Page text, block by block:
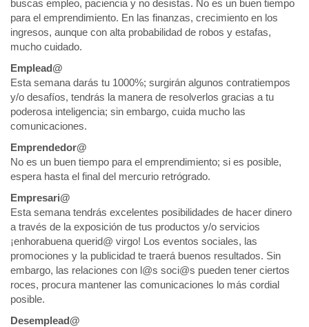
buscas empleo, paciencia y no desistas. No es un buen tiempo
para el emprendimiento. En las finanzas, crecimiento en los
ingresos, aunque con alta probabilidad de robos y estafas,
mucho cuidado.
Emplead@
Esta semana darás tu 1000%; surgirán algunos contratiempos
y/o desafíos, tendrás la manera de resolverlos gracias a tu
poderosa inteligencia; sin embargo, cuida mucho las
comunicaciones.
Emprendedor@
No es un buen tiempo para el emprendimiento; si es posible,
espera hasta el final del mercurio retrógrado.
Empresari@
Esta semana tendrás excelentes posibilidades de hacer dinero
a través de la exposición de tus productos y/o servicios
¡enhorabuena querid@ virgo! Los eventos sociales, las
promociones y la publicidad te traerá buenos resultados. Sin
embargo, las relaciones con l@s soci@s pueden tener ciertos
roces, procura mantener las comunicaciones lo más cordial
posible.
Desemplead@